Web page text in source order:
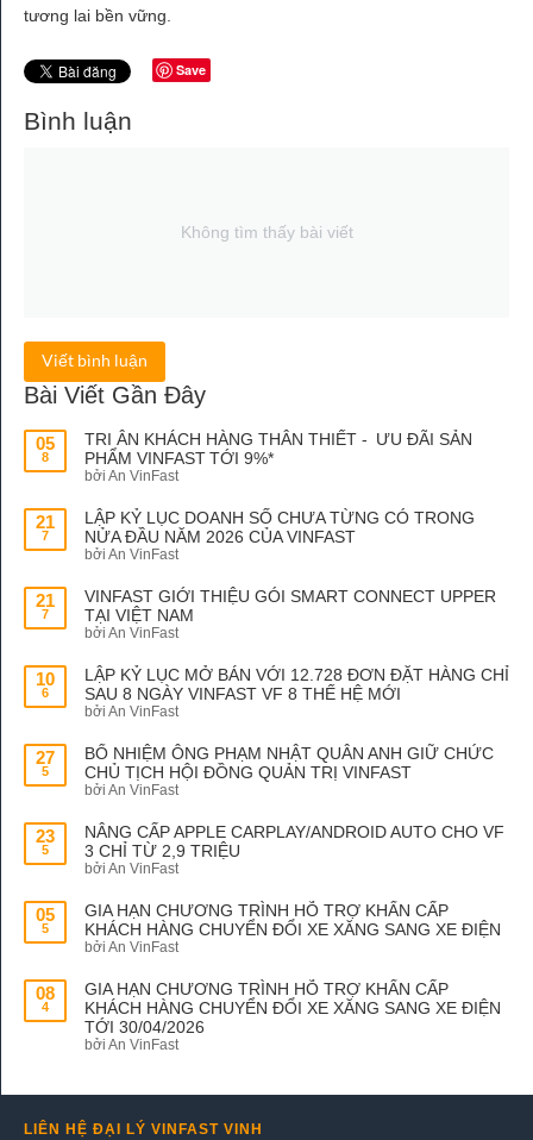
tương lai bền vững.
Save
Bình luận
Không tìm thấy bài viết
Viết bình luận
Bài Viết Gần Đây
05
8
TRI ÂN KHÁCH HÀNG THÂN THIẾT - ƯU ĐÃI SẢN
PHẨM VINFAST TỚI 9%*
bởi An VinFast
21
7
LẬP KỶ LỤC DOANH SỐ CHƯA TỪNG CÓ TRONG
NỬA ĐẦU NĂM 2026 CỦA VINFAST
bởi An VinFast
21
7
VINFAST GIỚI THIỆU GÓI SMART CONNECT UPPER
TẠI VIỆT NAM
bởi An VinFast
10
6
LẬP KỶ LỤC MỞ BÁN VỚI 12.728 ĐƠN ĐẶT HÀNG CHỈ
SAU 8 NGÀY VINFAST VF 8 THẾ HỆ MỚI
bởi An VinFast
27
5
BỔ NHIỆM ÔNG PHẠM NHẬT QUÂN ANH GIỮ CHỨC
CHỦ TỊCH HỘI ĐỒNG QUẢN TRỊ VINFAST
bởi An VinFast
23
5
NÂNG CẤP APPLE CARPLAY/ANDROID AUTO CHO VF
3 CHỈ TỪ 2,9 TRIỆU
bởi An VinFast
05
5
GIA HẠN CHƯƠNG TRÌNH HỖ TRỢ KHẨN CẤP
KHÁCH HÀNG CHUYỂN ĐỔI XE XĂNG SANG XE ĐIỆN
bởi An VinFast
08
4
GIA HẠN CHƯƠNG TRÌNH HỖ TRỢ KHẨN CẤP
KHÁCH HÀNG CHUYỂN ĐỔI XE XĂNG SANG XE ĐIỆN
TỚI 30/04/2026
bởi An VinFast
LIÊN HỆ ĐẠI LÝ VINFAST VINH